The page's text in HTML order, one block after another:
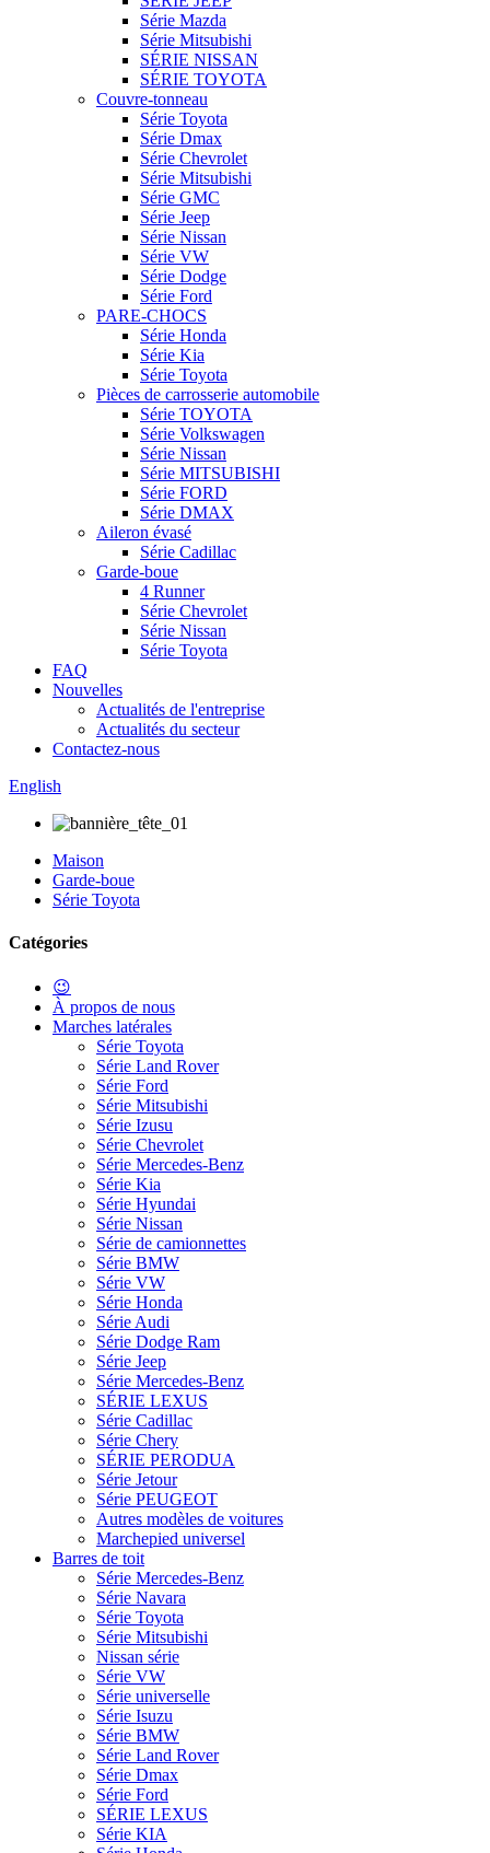
Série Mazda
Série Mitsubishi
SÉRIE NISSAN
SÉRIE TOYOTA
Couvre-tonneau
Série Toyota
Série Dmax
Série Chevrolet
Série Mitsubishi
Série GMC
Série Jeep
Série Nissan
Série VW
Série Dodge
Série Ford
PARE-CHOCS
Série Honda
Série Kia
Série Toyota
Pièces de carrosserie automobile
Série TOYOTA
Série Volkswagen
Série Nissan
Série MITSUBISHI
Série FORD
Série DMAX
Aileron évasé
Série Cadillac
Garde-boue
4 Runner
Série Chevrolet
Série Nissan
Série Toyota
FAQ
Nouvelles
Actualités de l'entreprise
Actualités du secteur
Contactez-nous
English
Maison
Garde-boue
Série Toyota
Catégories
😉
À propos de nous
Marches latérales
Série Toyota
Série Land Rover
Série Ford
Série Mitsubishi
Série Izusu
Série Chevrolet
Série Mercedes-Benz
Série Kia
Série Hyundai
Série Nissan
Série de camionnettes
Série BMW
Série VW
Série Honda
Série Audi
Série Dodge Ram
Série Jeep
Série Mercedes-Benz
SÉRIE LEXUS
Série Cadillac
Série Chery
SÉRIE PERODUA
Série Jetour
Série PEUGEOT
Autres modèles de voitures
Marchepied universel
Barres de toit
Série Mercedes-Benz
Série Navara
Série Toyota
Série Mitsubishi
Nissan série
Série VW
Série universelle
Série Isuzu
Série BMW
Série Land Rover
Série Dmax
Série Ford
SÉRIE LEXUS
Série KIA